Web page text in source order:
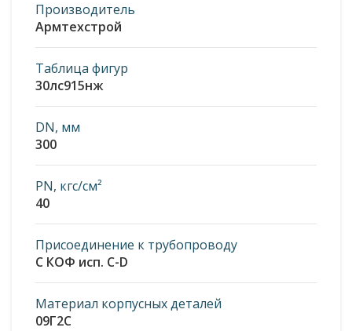
Производитель
Армтехстрой
Таблица фигур
30лс915нж
DN, мм
300
PN, кгс/см²
40
Присоединение к трубопроводу
С КОФ исп. С-D
Материал корпусных деталей
09Г2С